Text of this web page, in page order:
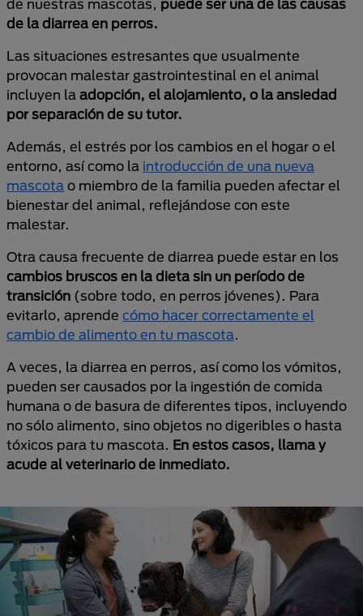
de nuestras mascotas, puede ser una de las causas
de la diarrea en perros.
Las situaciones estresantes que usualmente
provocan malestar gastrointestinal en el animal
incluyen la adopción, el alojamiento, o la ansiedad
por separación de su tutor.
Además, el estrés por los cambios en el hogar o el
entorno, así como la introducción de una nueva
mascota o miembro de la familia pueden afectar el
bienestar del animal, reflejándose con este
malestar.
Otra causa frecuente de diarrea puede estar en los
cambios bruscos en la dieta sin un período de
transición (sobre todo, en perros jóvenes). Para
evitarlo, aprende cómo hacer correctamente el
cambio de alimento en tu mascota.
A veces, la diarrea en perros, así como los vómitos,
pueden ser causados por la ingestión de comida
humana o de basura de diferentes tipos, incluyendo
no sólo alimento, sino objetos no digeribles o hasta
tóxicos para tu mascota. En estos casos, llama y
acude al veterinario de inmediato.